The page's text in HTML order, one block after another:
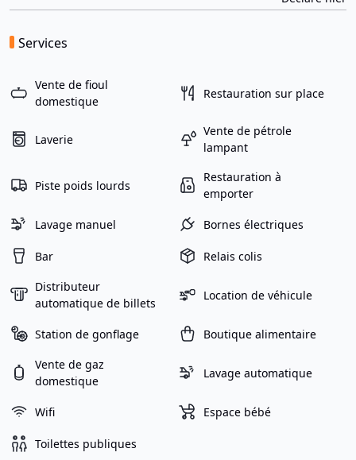
Services
Vente de fioul
domestique
Restauration sur place
Laverie
Vente de pétrole
lampant
Piste poids lourds
Restauration à
emporter
Lavage manuel Bornes électriques
Bar Relais colis
Distributeur
automatique de billets
Location de véhicule
Station de gonflage Boutique alimentaire
Vente de gaz
domestique
Lavage automatique
Wifi Espace bébé
Toilettes publiques